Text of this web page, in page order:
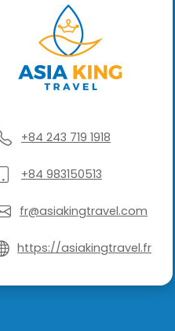
+84 243 719 1918
+84 983150513
fr@asiakingtravel.com
https://asiakingtravel.fr